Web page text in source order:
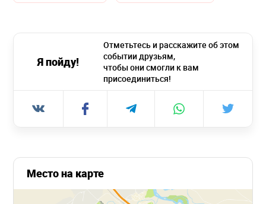
Я пойду!
Отметьтесь и расскажите об этом
событии друзьям,
чтобы они смогли к вам
присоединиться!
Место на карте